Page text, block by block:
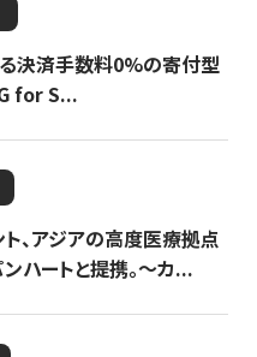
決済手数料0%の寄付型
for S...
、アジアの高度医療拠点
ハートと提携。〜カ...